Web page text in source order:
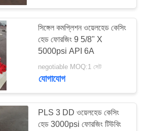
স্পুল
14
সিঙ্গেল কমপ্লিশন ওয়েলহেড কেসিং
হেড ফোরজিং 9 5/8" X
5000psi API 6A
negotiable MOQ:1 সেট
যোগাযোগ
PLS 3 DD ওয়েলহেড কেসিং
হেড 3000psi ফোরজিং টিউবিং